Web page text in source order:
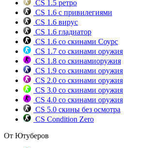
CS 1.5 ретро
CS 1.6 с привилегиями
CS 1.6 вирус
CS 1.6 гладиатор
CS 1.6 со скинами Соурс
CS 1.7 со скинами оружия
CS 1.8 со скинамиоружия
CS 1.9 со скинами оружия
CS 2.0 со скинами оружия
CS 3.0 со скинами оружия
CS 4.0 со скинами оружия
CS 5.0 скины без осмотра
CS Condition Zero
От Ютуберов